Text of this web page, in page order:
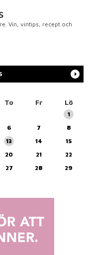
Vin, vintips, recept och
To Fr Lö
1
6 7
8
13 14
15
20 21
22
27 28
29